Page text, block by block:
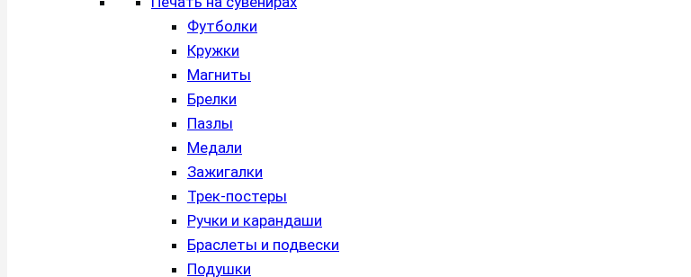
Футболки
Кружки
Магниты
Брелки
Пазлы
Медали
Зажигалки
Трек-постеры
Ручки и карандаши
Браслеты и подвески
Подушки